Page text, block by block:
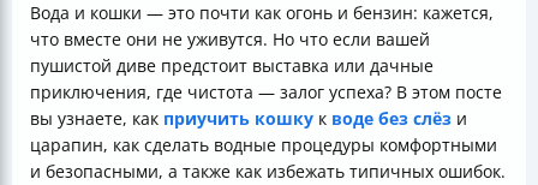
Ошибки, которых стоит избегать при приучении к
воде
Приучение к расчесыванию — альтернатива водным
процедурам
Итоговая таблица: как приучить кошку к воде — шаг
за шагом
Вода и кошки — это почти как огонь и бензин: кажется,
что вместе они не уживутся. Но что если вашей
пушистой диве предстоит выставка или дачные
приключения, где чистота — залог успеха? В этом посте
вы узнаете, как приучить кошку к воде без слёз и
царапин, как сделать водные процедуры комфортными
и безопасными, а также как избежать типичных ошибок.